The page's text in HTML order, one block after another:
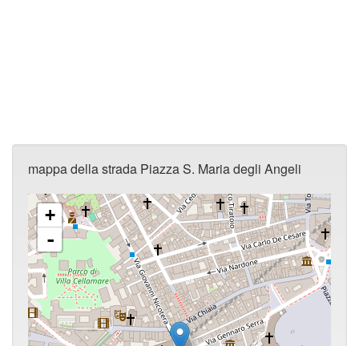
mappa della strada Piazza S. Maria degli Angeli
+
-